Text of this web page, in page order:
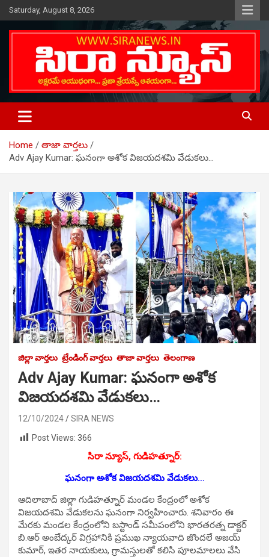
Skip
to
content
Saturday, August 8, 2026
SIRA NEWS
Telugu Online News Daily
Home
తాజా వార్తలు
Adv Ajay Kumar: ఘనంగా అశోక విజయదశమి వేడుకలు…
జిల్లా వార్తలు ట్రేండింగ్ వార్తలు తాజా వార్తలు తెలంగాణ
Adv Ajay Kumar: ఘనంగా అశోక
విజయదశమి వేడుకలు…
12/10/2024
SIRA NEWS
Post Views: 366
సిరా న్యూస్, గుడిహత్నూర్:
ఘనంగా అశోక విజయదశమి వేడుకలు…
ఆదిలాబాద్ జిల్లా గుడిహత్నూర్ మండల కేంద్రంలో అశోక
విజయదశమి వేడుకలను ఘనంగా నిర్వహించారు. శనివారం ఈ
మేరకు మండల కేంద్రంలోని బస్టాండ్ సమీపంలోని భారతరత్న డాక్టర్
బి.ఆర్ అంబేద్కర్ విగ్రహానికి ప్రముఖ న్యాయవాది జొందలే అజయ్
కుమార్, ఇతర నాయకులు, గ్రామస్తులతో కలిసి పూలమాలలు వేసి